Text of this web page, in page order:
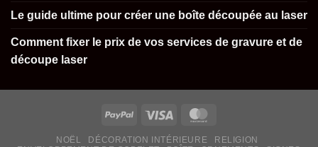
Le guide ultime pour créer une boîte découpée au laser
Comment fixer le prix de vos services de gravure et de
découpe laser
NOËL DÉCORATION INTÉRIEURE
RELIGION